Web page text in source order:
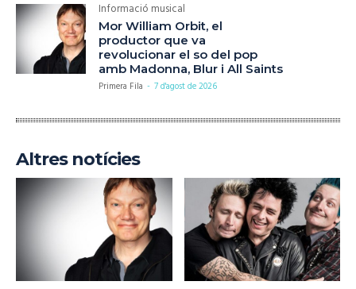
Informació musical
Mor William Orbit, el
productor que va
revolucionar el so del pop
amb Madonna, Blur i All Saints
Primera Fila - 7 d'agost de 2026
Altres notícies